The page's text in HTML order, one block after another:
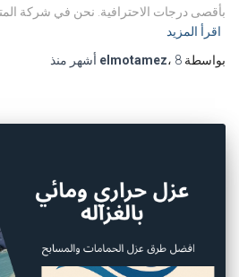
بأقصى درجات الاحترافية. نحن في شركة
اقرأ المزيد
بواسطة
elmotamez، 8 أشهر منذ